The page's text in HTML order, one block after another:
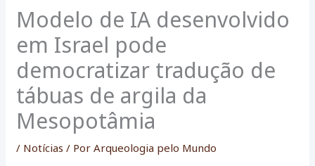
Modelo de IA desenvolvido
em Israel pode
democratizar tradução de
tábuas de argila da
Mesopotâmia
/ Notícias / PorArqueologia pelo Mundo